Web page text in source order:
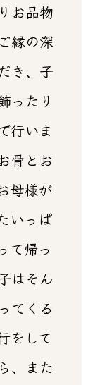
お品物
縁の深
き、子
ったり
行いま
骨とお
母様が
いっぱ
て帰っ
はそん
てくる
をして
、また